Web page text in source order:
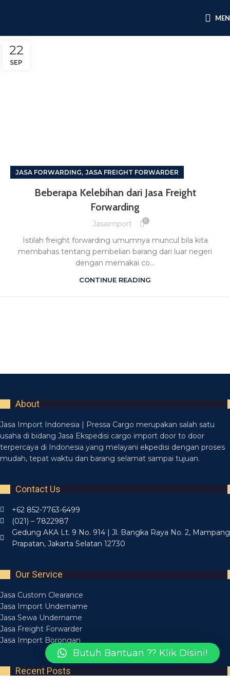
22
SEP
JASA FORWARDING, JASA FREIGHT FORWARDER
Beberapa Kelebihan dari Jasa Freight
Forwarding
Jasaimport 0
Istilah freight forwarding umumnya muncul bila kita
membahas tentang pembelian barang dari luar negeri
dengan memakai co...
CONTINUE READING
About
Jasa Import Indonesia | Pressa Cargo merupakan salah satu
usaha di bidang Jasa Ekspedisi cargo import door to door
terpercaya di Indonesia yang melayani ekpedisi dengan proses
mudah, tepat waktu dan barang selamat sampai tujuan.
Contact Us
+62 852-7763-6499
(021) – 7822987
Gedung AKA Lt. 9 No. 914 | Jl. Bangka Raya No. 2, Mampang
Prapatan, Jakarta Selatan 12730
Our Service
Jasa Custom Clearance
Jasa Import Undername
Jasa Sewa Undername
Jasa Freight Forwarder
Jasa Import Borongan
Recent Posts
Butuh Bantuan ?? Klik Disini!